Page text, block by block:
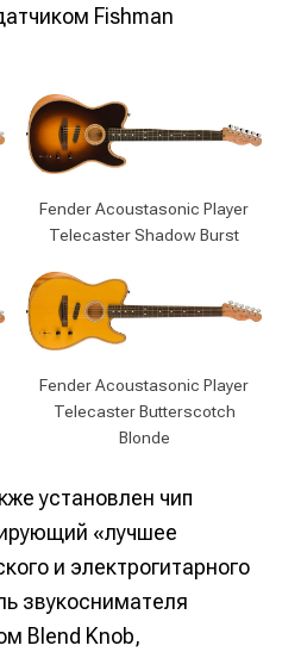
Fishman
Fender Acoustasonic Player
Telecaster Shadow Burst
Fender Acoustasonic Player
Telecaster Butterscotch
Blonde
установлен чип
«лучшее
и электрогитарного
звукоснимателя
Blend Knob,